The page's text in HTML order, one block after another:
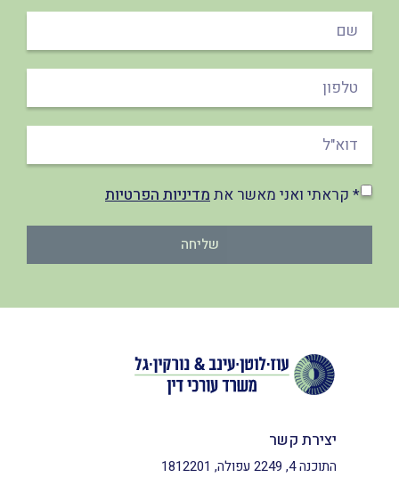
* קראתי ואני מאשר אתמדיניות הפרטיות
שליחה
יצירת קשר
התוכנה 4, 2249 עפולה, 1812201